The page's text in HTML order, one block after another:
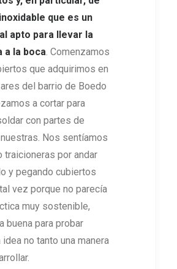
que es un
apto para llevar la
a la boca. Comenzamos
que adquirimos en
del barrio de Boedo
a cortar para
con partes de
Nos sentíamos
traicioneras por andar
y pegando cubiertos
vez porque no parecía
muy sostenible,
buena para probar
no tanto una manera